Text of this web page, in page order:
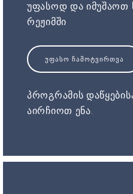
უფასოდ და იმუშაოთ
რეჟიმში
ᲣᲤᲐᲡᲝ ᲩᲐᲛᲝᲢᲕᲘᲠᲗᲕᲐ
პროგრამის
აირჩიოთ ენა.